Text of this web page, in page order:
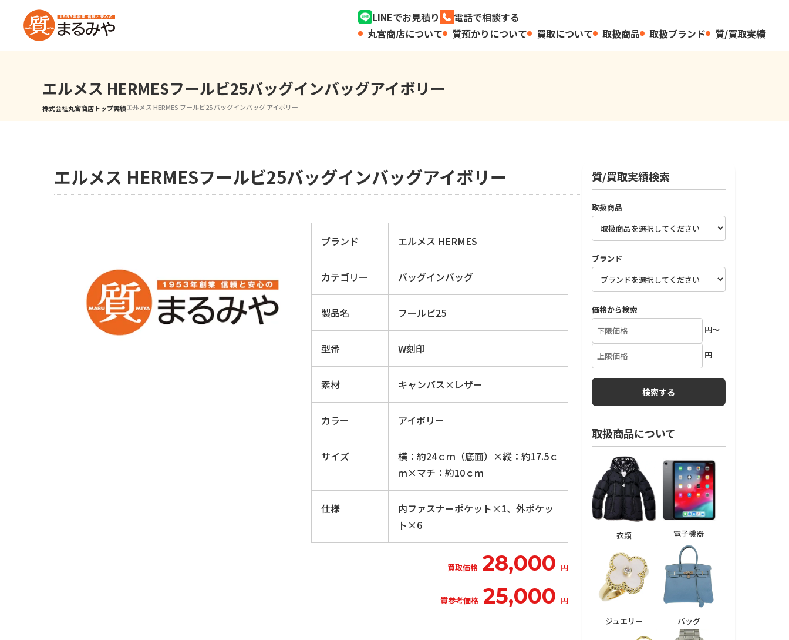
LINEでお見積り
電話で相談する
丸宮商店について
質預かりについて 買取について 取扱商品 取扱ブランド 質/買取実績
エルメス HERMESフールビ25バッグインバッグアイボリー
株式会社丸宮商店トップ⁩実績エルメス HERMES フールビ25 バッグインバッグ アイボリー
エルメス HERMESフールビ25バッグインバッグアイボリー
ブランド エルメス HERMES
カテゴリー バッグインバッグ
製品名 フールビ25
型番 W刻印
素材 キャンバス×レザー
カラー アイボリー
サイズ
横：約24ｃｍ（底面）×縦：約17.5ｃ
ｍ×マチ：約10ｃｍ
仕様
内ファスナーポケット×1、外ポケッ
ト×6
買取価格 28,000 円
質参考価格 25,000 円
質/買取実績検索
取扱商品
ブランド
価格から検索
円～
円
取扱商品について
衣類 電子機器
ジュエリー バッグ